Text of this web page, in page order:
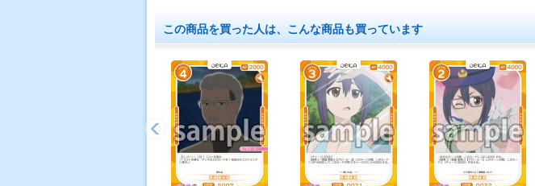
この商品を買った人は、こんな商品も買っています